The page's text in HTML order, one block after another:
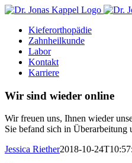
Skip
contentKieferorthopädie
Zahnheilkunde
Labor
Kontakt
Karriere
Wir sind wieder online
Wir freuen uns, Ihnen wieder
Sie befand sich in Überarbeitung
Jessica Riether2018-10-